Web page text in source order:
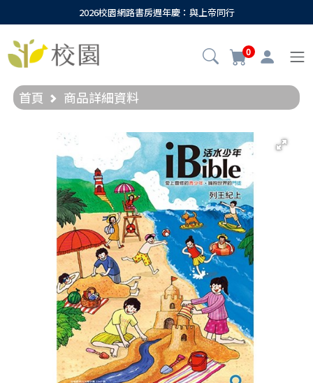
2026校園網路書房週年慶：與上帝同行
0
首頁 商品詳細資料